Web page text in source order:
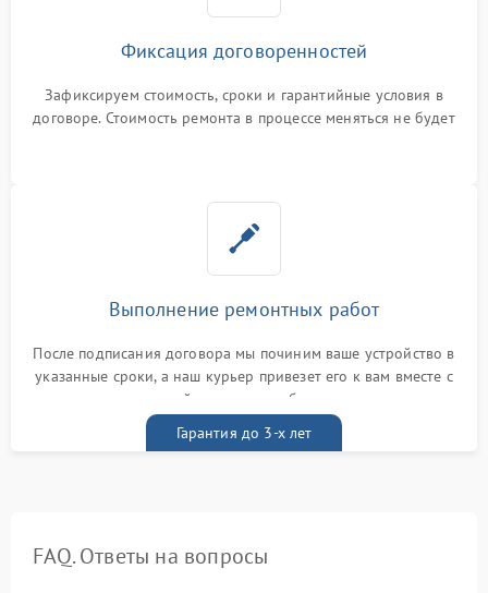
Фиксация договоренностей
Зафиксируем стоимость, сроки и гарантийные условия в
договоре. Стоимость ремонта в процессе меняться не будет
Выполнение ремонтных работ
После подписания договора мы починим ваше устройство в
указанные сроки, а наш курьер привезет его к вам вместе с
гарантийным талоном бесплатно
Гарантия до 3-х лет
FAQ. Ответы на вопросы